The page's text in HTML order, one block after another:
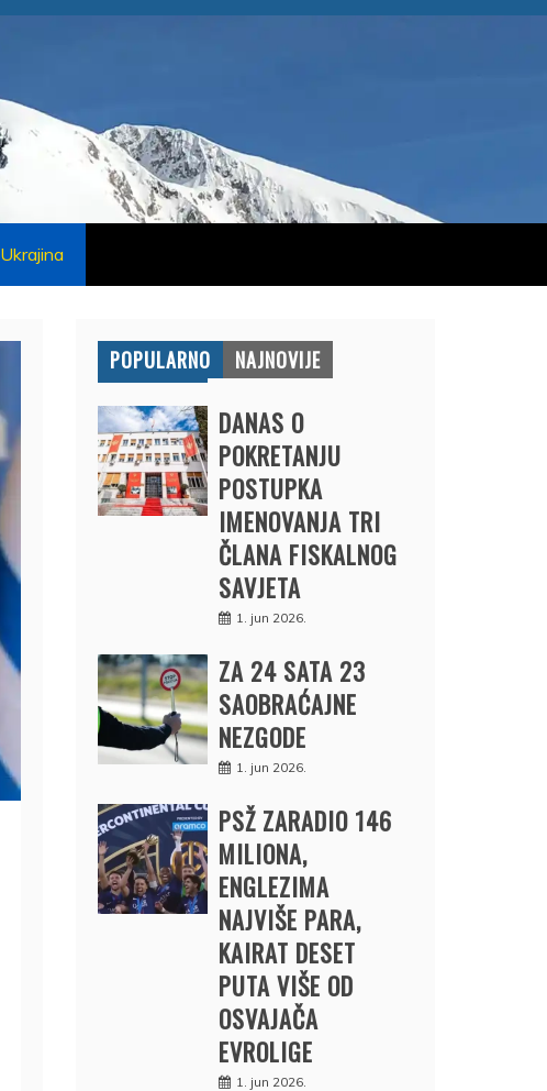
Ukrajina
POPULARNO NAJNOVIJE
DANAS O
POKRETANJU
POSTUPKA
IMENOVANJA TRI
ČLANA FISKALNOG
SAVJETA
1. jun 2026.
ZA 24 SATA 23
SAOBRAĆAJNE
NEZGODE
1. jun 2026.
PSŽ ZARADIO 146
MILIONA,
ENGLEZIMA
NAJVIŠE PARA,
KAIRAT DESET
PUTA VIŠE OD
OSVAJAČA
EVROLIGE
1. jun 2026.